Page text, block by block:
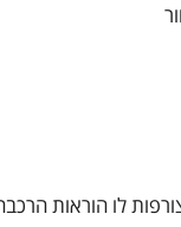
לו הוראות